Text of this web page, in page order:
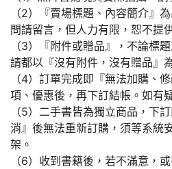
（2）『賣場標題、內容簡介』
問請留言，但人力有限，恕不提
（3）『附件或贈品』，不論標
請都以『沒有附件，沒有贈品』
（4）訂單完成即『無法加購、
項、優惠後，再下訂結帳。如有
（5）二手書皆為獨立商品，下
消』後無法重新訂購，須等系統
架。
（6）收到書籍後，若不滿意，